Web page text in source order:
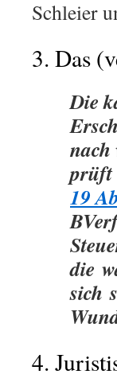
Schleier
3. Das
Die
nach
prüft
19
die
sich
4.